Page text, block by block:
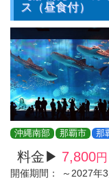
ス（昼食付）
沖縄南部 那覇市 那
料金▶ 7,800
開催期間：
～2027年3